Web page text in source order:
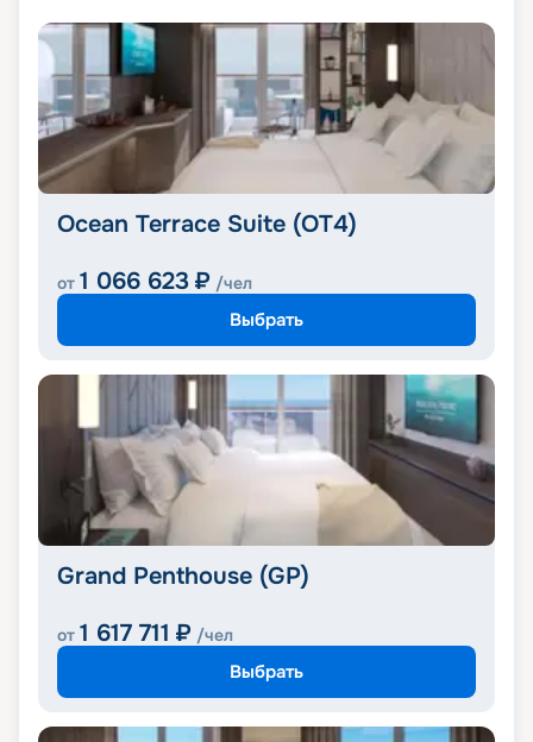
Ocean Terrace Suite (OT4)
от 1 066 623 ₽ /чел
Выбрать
Grand Penthouse (GP)
от 1 617 711 ₽ /чел
Выбрать